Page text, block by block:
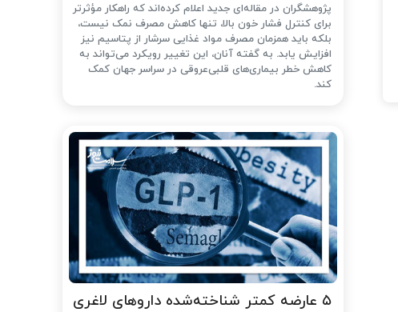
پژوهشگران در مقاله‌ای جدید اعلام کرده‌اند که راهکار مؤثرتر
برای کنترل فشار خون بالا، تنها کاهش مصرف نمک نیست،
بلکه باید همزمان مصرف مواد غذایی سرشار از پتاسیم نیز
افزایش یابد. به گفته آنان، این تغییر رویکرد می‌تواند به
کاهش خطر بیماری‌های قلبی‌عروقی در سراسر جهان کمک
کند.
۵ عارضه کمتر شناخته‌شده داروهای لاغری